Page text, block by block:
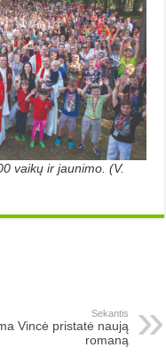
vaikų ir jaunimo. (V.
Sekantis
Vincė pristatė naują
romaną